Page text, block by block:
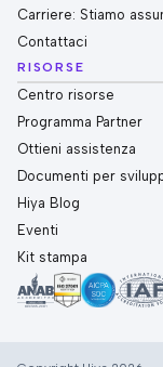
Carriere: Stiamo
Contattaci
RISORSE
Centro risorse
Programma Partner
Ottieni assistenza
Documenti per
Hiya Blog
Eventi
Kit stampa